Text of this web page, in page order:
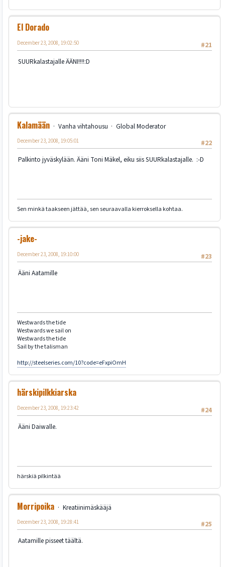
El Dorado
#21
December 23, 2008, 19:02:50
SUURkalastajalle ÄÄNI!!!!:D
Kalamään Vanha vihtahousu
Global Moderator
#22
December 23, 2008, 19:05:01
Palkinto jyväskylään. Ääni Toni Mäkel, eiku siis SUURkalastajalle. :-D
Sen minkä taakseen jättää, sen seuraavalla kierroksella kohtaa.
-jake-
#23
December 23, 2008, 19:10:00
Ääni Aatamille
Westwards the tide
Westwards we sail on
Westwards the tide
Sail by the talisman
http://steelseries.com/10?code=eFxpiOmH
härskipilkkiarska
#24
December 23, 2008, 19:23:42
Ääni Daiwalle.
härskiä pilkintää
Morripoika
Kreatiinimäskääjä
#25
December 23, 2008, 19:28:41
Aatamille pisseet täältä.